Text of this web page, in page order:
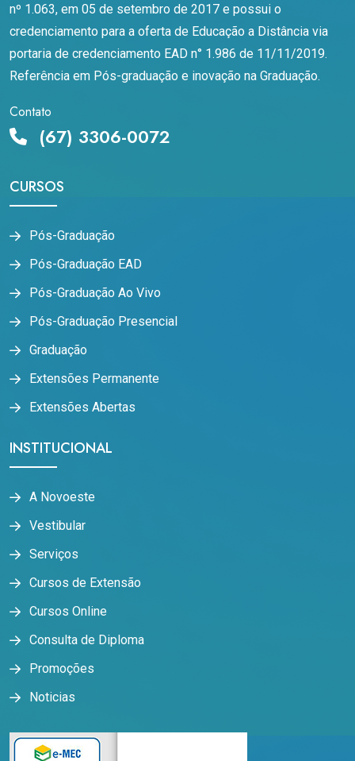
nº 1.063, em 05 de setembro de 2017 e possui o
credenciamento para a oferta de Educação a Distância via
portaria de credenciamento EAD n° 1.986 de 11/11/2019.
Referência em Pós-graduação e inovação na Graduação.
Contato
(67) 3306-0072
CURSOS
Pós-Graduação
Pós-Graduação EAD
Pós-Graduação Ao Vivo
Pós-Graduação Presencial
Graduação
Extensões Permanente
Extensões Abertas
INSTITUCIONAL
A Novoeste
Vestibular
Serviços
Cursos de Extensão
Cursos Online
Consulta de Diploma
Promoções
Noticias